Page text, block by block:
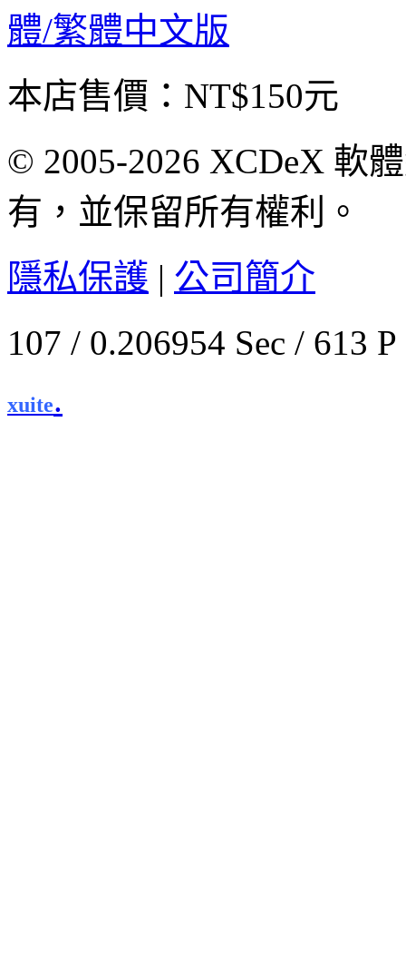
體/繁體中文版
本店售價： NT$150元
© 2005-2026 XCDeX 軟
有，並保留所有權利。
隱私保護 | 公司簡介
107 / 0.206954 Sec / 613
xuite.